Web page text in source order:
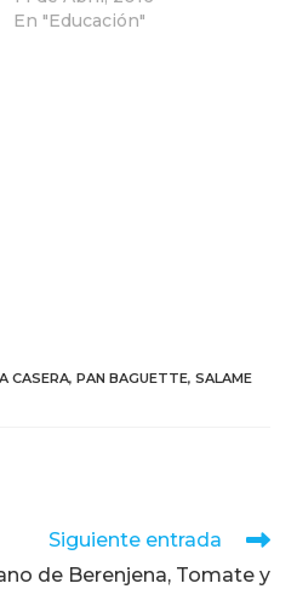
En "Educación"
CASERA, PAN BAGUETTE, SALAME
Siguiente entrada
de Berenjena, Tomate y